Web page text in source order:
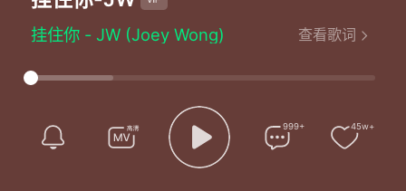
挂住你 - JW (Joey Wong)
曲：雷颂德
难得有半天空档 我别要流泪
如地球上有快感 可怎么领取
几个朋友这么喝醉 喝得很干脆
决不说旧爱 以免世界更空虚
放任的张开 吻过的一张嘴
查看歌词
999+ 45w+